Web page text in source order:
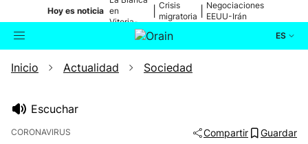
Hoy es noticia en
Vitoria-
Gasteiz
Crisis
migratoria
Negociaciones
EEUU-Irán
ES
Buscador Actualidad
Inicio Actualidad Sociedad
Escuchar
CORONAVIRUS Compartir Guardar